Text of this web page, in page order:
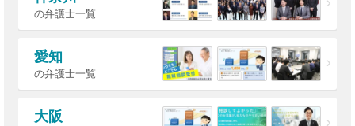
の弁護士一覧
愛知
の弁護士一覧
大阪